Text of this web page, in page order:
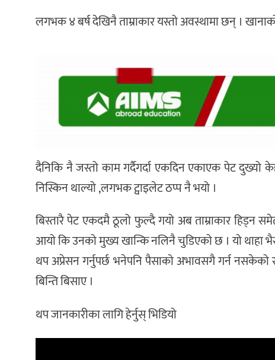
लगभक ४ बर्ष देखिनै ताम्राकार यस्तो अवस्थामा छन् ।
दैनिकि नै जस्तो काम गर्दैगर्दा एकदिन एकाएक पेट दुख्यो
निस्किन थाल्यो ,लगभक ट्वाइलेट ठप्प नै भयो ।
बिस्तारै पेट एकदमै ठूलो फुल्दै गयो अब ताम्राकार हिड्न
आयो कि उनको मुख्य खान्कि नलिनै चुडिएको छ । यो
थप अप्रेसन गर्नुपर्छ भनेपनि पैसाको अभावसगै गर्न
बिन्ति बिसाए ।
थप जानकारीका लागि हेर्नुस् भिडियो